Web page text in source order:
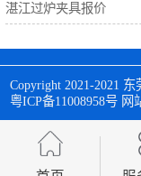
湛江过炉夹具报价
Copyright 2021-2021 东
粤ICP备11008958号 网